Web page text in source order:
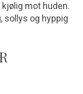
mot huden.
sollys og hyppig